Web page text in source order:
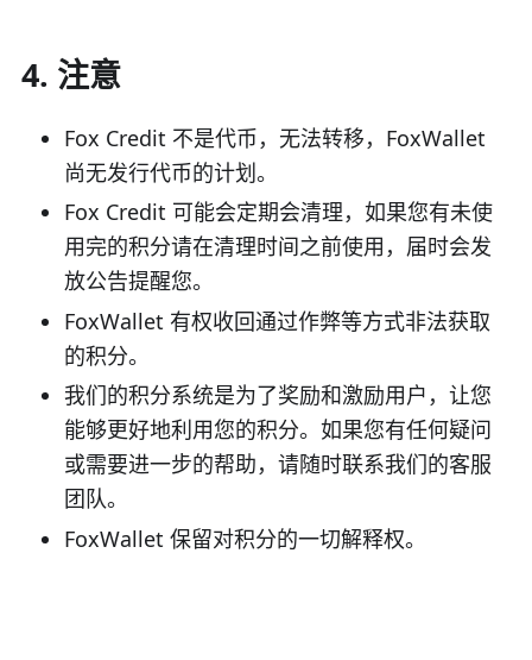
4. 注意
Fox Credit 不是代币，无法转移，FoxWallet
尚无发行代币的计划。
Fox Credit 可能会定期会清理，如果您有未使
用完的积分请在清理时间之前使用，届时会发
放公告提醒您。
FoxWallet 有权收回通过作弊等方式非法获取
的积分。
我们的积分系统是为了奖励和激励用户，让您
能够更好地利用您的积分。如果您有任何疑问
或需要进一步的帮助，请随时联系我们的客服
团队。
FoxWallet 保留对积分的一切解释权。